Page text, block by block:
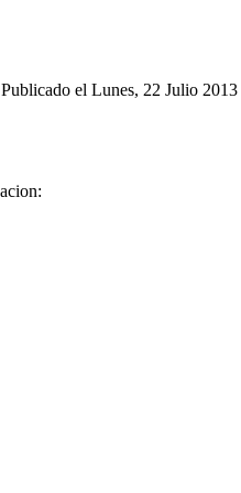
Publicado el Lunes, 22 Julio 2013